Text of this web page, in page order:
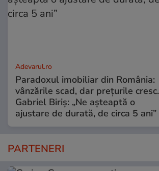
Adevarul.ro
Paradoxul imobiliar din România:
vânzările scad, dar prețurile cresc.
Gabriel Biriș: „Ne așteaptă o
ajustare de durată, de circa 5 ani”
PARTENERI